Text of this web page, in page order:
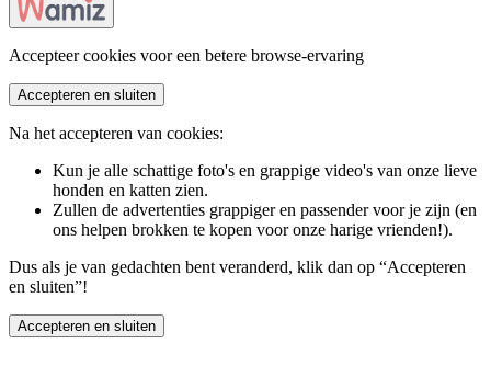
Accepteer cookies voor een betere browse-ervaring
Accepteren en sluiten
Na het accepteren van cookies:
Kun je alle schattige foto's en grappige video's van onze lieve
honden en katten zien.
Zullen de advertenties grappiger en passender voor je zijn (en
ons helpen brokken te kopen voor onze harige vrienden!).
Dus als je van gedachten bent veranderd, klik dan op “Accepteren
en sluiten”!
Accepteren en sluiten